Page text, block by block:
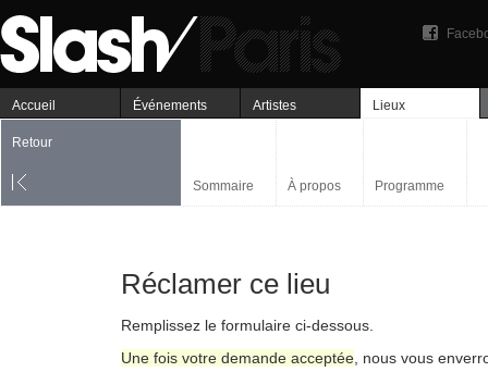
Accueil Événements Artistes Lieux
Retour
Sommaire À propos Programme
Réclamer ce lieu
Remplissez le formulaire ci-dessous.
Une fois votre demande acceptée , nous vous